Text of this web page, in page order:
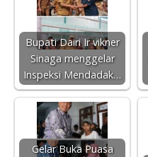
Bupati Dairi Ir vikner
Sinaga menggelar
Inspeksi Mendadak…
Gelar Buka Puasa